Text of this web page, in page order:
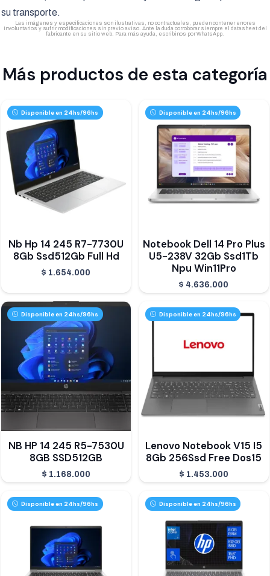
su transporte.
Las imágenes y especificaciones son ilustrativas, no contractuales, pueden contener errores
involuntarios y sufrir modificaciones sin previo aviso. Ante la duda corroborar siempre el datasheet del
fabricante en su sitio web. Para más ayuda, escribinos por WhatsApp.
Más productos de esta categoría
Disponible en 24hs/96hs
Nb Hp 14 245 R7-7730U
8Gb Ssd512Gb Full Hd
$ 1.654.000
Disponible en 24hs/96hs
Notebook Dell 14 Pro Plus
U5-238V 32Gb Ssd1Tb
Npu Win11Pro
$ 4.636.000
Disponible en 24hs/96hs
NB HP 14 245 R5-7530U
8GB SSD512GB
$ 1.168.000
Disponible en 24hs/96hs
Lenovo Notebook V15 I5
8Gb 256Ssd Free Dos15
$ 1.453.000
Disponible en 24hs/96hs Disponible en 24hs/96hs